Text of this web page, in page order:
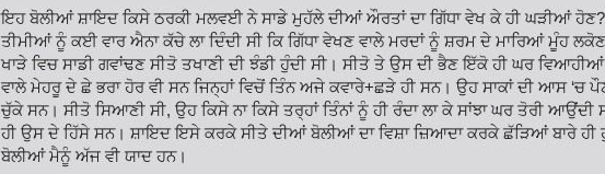
ਇਹ ਬੋਲੀਆਂ ਸ਼ਾਇਦ ਕਿਸੇ ਠਰਕੀ ਮਲਵਈ ਨੇ ਸਾਡੇ ਮੁਹੱਲੇ ਦੀਆਂ ਔਰਤਾਂ ਦਾ ਗਿੱਧਾ ਵੇਖ ਕੇ ਹੀ ਘੜੀਆਂ
ਤੀਮੀਆਂ ਨੂੰ ਕਈ ਵਾਰ ਐਨਾ ਕੱਚੇ ਲਾ ਦਿੰਦੀ ਸੀ ਕਿ ਗਿੱਧਾ ਵੇਖਣ ਵਾਲੇ ਮਰਦਾਂ ਨੂੰ ਸ਼ਰਮ ਦੇ ਮਾਰਿਆਂ ਮੂੰਹ ਲਕੋਣ
ਖਾੜੇ ਵਿਚ ਸਾਡੀ ਗਵਾਂਢਣ ਸੀਤੋ ਤਖਾਣੀ ਦੀ ਝੰਡੀ ਹੁੰਦੀ ਸੀ। ਸੀਤੋ ਤੇ ਉਸ ਦੀ ਭੈਣ ਇੱਕੋ ਹੀ ਘਰ
ਵਾਲੇ ਮੇਹਰੂ ਦੇ ਛੇ ਭਰਾ ਹੋਰ ਵੀ ਸਨ ਜਿਨ੍ਹਾਂ ਵਿਚੋਂ ਤਿੰਨ ਅਜੇ ਕਵਾਰੇ+ਛੜੇ ਹੀ ਸਨ। ਉਹ ਸਾਕਾਂ ਦੀ ਆਸ ‘ਚ
ਚੁੱਕੇ ਸਨ। ਸੀਤੋ ਸਿਆਣੀ ਸੀ, ਉਹ ਕਿਸੇ ਨਾ ਕਿਸੇ ਤਰ੍ਹਾਂ ਤਿੰਨਾਂ ਨੂੰ ਹੀ ਰੰਦਾ ਲਾ ਕੇ ਸਾਂਝਾ ਘਰ ਤੋਰੀ
ਹੀ ਉਸ ਦੇ ਹਿੱਸੇ ਸਨ। ਸ਼ਾਇਦ ਇਸੇ ਕਰਕੇ ਸੀਤੇ ਦੀਆਂ ਬੋਲੀਆਂ ਦਾ ਵਿਸ਼ਾ ਜ਼ਿਆਦਾ ਕਰਕੇ ਛੱੜਿਆਂ ਬਾਰੇ ਹੀ
ਬੋਲੀਆਂ ਮੈਨੂੰ ਅੱਜ ਵੀ ਯਾਦ ਹਨ।